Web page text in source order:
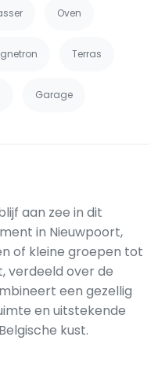
Oven
Terras
Garage
aan zee in dit
in Nieuwpoort,
of kleine groepen tot
verdeeld over de
een gezellig
en uitstekende
kust.